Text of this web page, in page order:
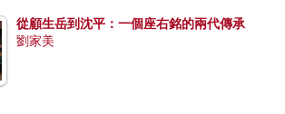
從顧生岳到沈平：一個座右銘的兩代傳承
劉家美